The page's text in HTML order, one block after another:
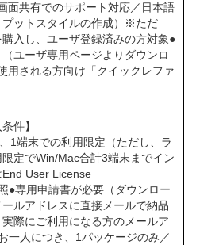
面共有でのサポート対応／日本語
ットスタイルの作成）※ただ
入し、ユーザ登録済みの方対象●
ユーザ専用ページよりダウンロ
用される方向け「クイックレファ
件】
1端末での利用限定（ただし、ラ
定でWin/Mac合計3端末までイン
User License
●専用申請書が必要（ダウンロー
ルアドレスに直接メールで納品
際にご利用になる方のメールア
一人につき、1パッケージのみ／